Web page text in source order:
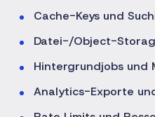
Cache-Keys und
Datei-/Object-
Hintergrundjobs und
Analytics-Exporte